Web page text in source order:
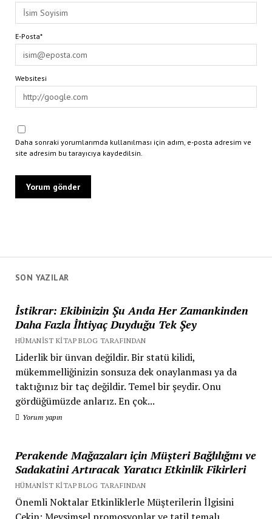
SON YAZILAR
İstikrar: Ekibinizin Şu Anda Her Zamankinden
Daha Fazla İhtiyaç Duyduğu Tek Şey
HÜMANIST KITAP BLOG TARAFINDAN
Liderlik bir ünvan değildir. Bir statü kilidi,
mükemmelliğinizin sonsuza dek onaylanması ya da
taktığınız bir taç değildir. Temel bir şeydir. Onu
gördüğümüzde anlarız. En çok...
Yorum yapın
Perakende Mağazaları için Müşteri Bağlılığını ve
Sadakatini Artıracak Yaratıcı Etkinlik Fikirleri
HÜMANIST KITAP BLOG TARAFINDAN
Önemli Noktalar Etkinliklerle Müşterilerin İlgisini
E-Posta*
Websitesi
Daha sonraki yorumlarımda kullanılması için adım, e-posta adresim ve
site adresim bu tarayıcıya kaydedilsin.